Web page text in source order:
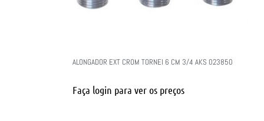
ALONGADOR EXT CROM TORNEI 6 CM 3/4 AKS 023850
Faça login para ver os preços